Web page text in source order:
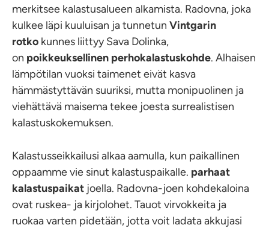
merkitsee kalastusalueen alkamista. Radovna, joka
kulkee läpi kuuluisan ja tunnetun Vintgarin
rotko kunnes liittyy Sava Dolinka,
on poikkeuksellinen perhokalastuskohde. Alhaisen
lämpötilan vuoksi taimenet eivät kasva
hämmästyttävän suuriksi, mutta monipuolinen ja
viehättävä maisema tekee joesta surrealistisen
kalastuskokemuksen.
Kalastusseikkailusi alkaa aamulla, kun paikallinen
oppaamme vie sinut kalastuspaikalle. parhaat
kalastuspaikat joella. Radovna-joen kohdekaloina
ovat ruskea- ja kirjolohet. Tauot virvokkeita ja
ruokaa varten pidetään, jotta voit ladata akkujasi